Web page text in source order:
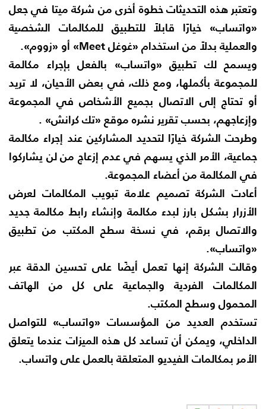
وتعتبر هذه التحديثات خطوة أخرى من شركة ميتا في جعل
«واتساب» خيارًا قابلاً للتطبيق للمكالمات الشخصية
والعملية بدلاً من استخدام «غوغل Meet» أو «زووم».
ويسمح لك تطبيق «واتساب» بالفعل بإجراء مكالمة
للمجموعة بأكملها، ومع ذلك، في بعض الأحيان، لا تريد
أو تحتاج إلى الاتصال بجميع الأشخاص في المجموعة
وإزعاجهم، بحسب تقرير نشره موقع «تك كرانش» .
وطرحت الشركة خيارًا لتحديد المشاركين عند إجراء مكالمة
جماعية، الأمر الذي يسهم في عدم إزعاج من لن يشاركوا
في المكالمة من أعضاء المجموعة.
أعادت الشركة تصميم علامة تبويب المكالمات لعرض
الأزرار بشكل بارز لبدء مكالمة وإنشاء رابط مكالمة جديد
والاتصال برقم، في نسخة سطح المكتب من تطبيق
«واتساب».
وقالت الشركة إنها تعمل أيضًا على تحسين الدقة عبر
المكالمات الفردية والجماعية على كل من الهاتف
المحمول وسطح المكتب.
تستخدم العديد من المؤسسات «واتساب» للتواصل
الداخلي، ويمكن أن تساعد كل هذه الميزات عندما يتعلق
الأمر بمكالمات الفيديو المتعلقة بالعمل على واتساب.